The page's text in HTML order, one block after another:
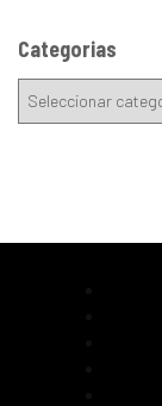
Categorias